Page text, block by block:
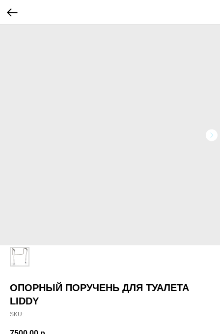
ОПОРНЫЙ ПОРУЧЕНЬ ДЛЯ ТУАЛЕТА
LIDDY
SKU: